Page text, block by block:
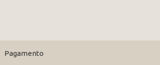
Pagamento